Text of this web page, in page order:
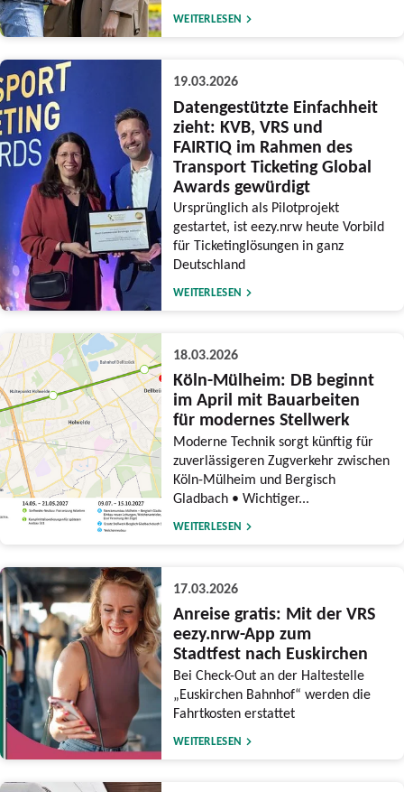
WEITERLESEN
19.03.2026
Datengestützte Einfachheit
zieht: KVB, VRS und
FAIRTIQ im Rahmen des
Transport Ticketing Global
Awards gewürdigt
Ursprünglich als Pilotprojekt
gestartet, ist eezy.nrw heute Vorbild
für Ticketinglösungen in ganz
Deutschland
WEITERLESEN
18.03.2026
Köln-Mülheim: DB beginnt
im April mit Bauarbeiten
für modernes Stellwerk
Moderne Technik sorgt künftig für
zuverlässigeren Zugverkehr zwischen
Köln-Mülheim und Bergisch
Gladbach • Wichtiger...
WEITERLESEN
17.03.2026
Anreise gratis: Mit der VRS
eezy.nrw-App zum
Stadtfest nach Euskirchen
Bei Check-Out an der Haltestelle
„Euskirchen Bahnhof“ werden die
Fahrtkosten erstattet
WEITERLESEN